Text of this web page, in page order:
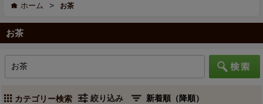
ホーム > お茶
お茶
カテゴリー検索 絞り込み